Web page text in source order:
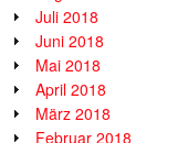
Juli 2018
Juni 2018
Mai 2018
April 2018
März 2018
Februar 2018